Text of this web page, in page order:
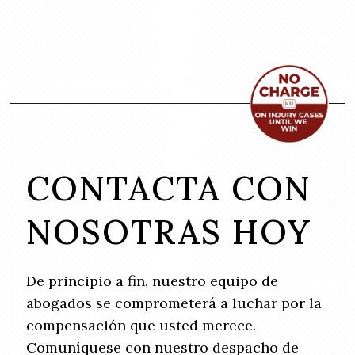
CONTACTA CON
NOSOTRAS HOY
De principio a fin, nuestro equipo de
abogados se comprometerá a luchar por la
compensación que usted merece.
Comuníquese con nuestro despacho de